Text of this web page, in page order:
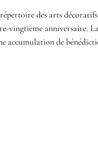
des arts
vingtième
accumulation de